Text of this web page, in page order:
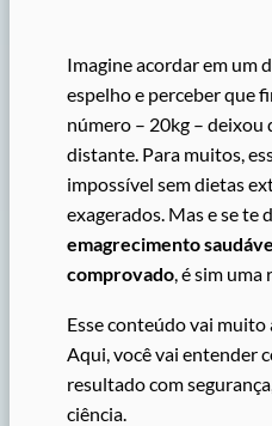
Imagine acordar em um
espelho e perceber que
número – 20kg – deixou
distante. Para muitos,
impossível sem dietas
exagerados. Mas e se te
emagrecimento
comprovado, é sim uma
Esse conteúdo vai muito
Aqui, você vai entender
resultado com
ciência.